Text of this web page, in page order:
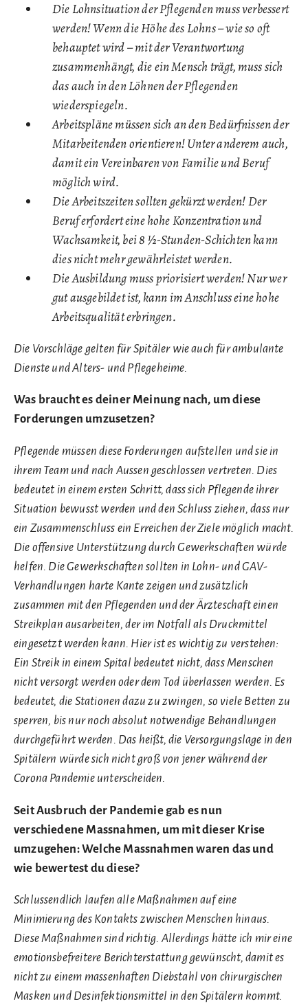
Die Lohnsituation der Pflegenden muss verbessert
werden! Wenn die Höhe des Lohns – wie so oft
behauptet wird – mit der Verantwortung
zusammenhängt, die ein Mensch trägt, muss sich
das auch in den Löhnen der Pflegenden
wiederspiegeln.
Arbeitspläne müssen sich an den Bedürfnissen der
Mitarbeitenden orientieren! Unter anderem auch,
damit ein Vereinbaren von Familie und Beruf
möglich wird.
Die Arbeitszeiten sollten gekürzt werden! Der
Beruf erfordert eine hohe Konzentration und
Wachsamkeit, bei 8 ½-Stunden-Schichten kann
dies nicht mehr gewährleistet werden.
Die Ausbildung muss priorisiert werden! Nur wer
gut ausgebildet ist, kann im Anschluss eine hohe
Arbeitsqualität erbringen.
Die Vorschläge gelten für Spitäler wie auch für ambulante
Dienste und Alters- und Pflegeheime.
Was braucht es deiner Meinung nach, um diese
Forderungen umzusetzen?
Pflegende müssen diese Forderungen aufstellen und sie in
ihrem Team und nach Aussen geschlossen vertreten. Dies
bedeutet in einem ersten Schritt, dass sich Pflegende ihrer
Situation bewusst werden und den Schluss ziehen, dass nur
ein Zusammenschluss ein Erreichen der Ziele möglich macht.
Die offensive Unterstützung durch Gewerkschaften würde
helfen. Die Gewerkschaften sollten in Lohn- und GAV-
Verhandlungen harte Kante zeigen und zusätzlich
zusammen mit den Pflegenden und der Ärzteschaft einen
Streikplan ausarbeiten, der im Notfall als Druckmittel
eingesetzt werden kann. Hier ist es wichtig zu verstehen:
Ein Streik in einem Spital bedeutet nicht, dass Menschen
nicht versorgt werden oder dem Tod überlassen werden. Es
bedeutet, die Stationen dazu zu zwingen, so viele Betten zu
sperren, bis nur noch absolut notwendige Behandlungen
durchgeführt werden. Das heißt, die Versorgungslage in den
Spitälern würde sich nicht groß von jener während der
Corona Pandemie unterscheiden.
Seit Ausbruch der Pandemie gab es nun
verschiedene Massnahmen, um mit dieser Krise
umzugehen: Welche Massnahmen waren das und
wie bewertest du diese?
Schlussendlich laufen alle Maßnahmen auf eine
Minimierung des Kontakts zwischen Menschen hinaus.
Diese Maßnahmen sind richtig. Allerdings hätte ich mir eine
emotionsbefreitere Berichterstattung gewünscht, damit es
nicht zu einem massenhaften Diebstahl von chirurgischen
Masken und Desinfektionsmittel in den Spitälern kommt.